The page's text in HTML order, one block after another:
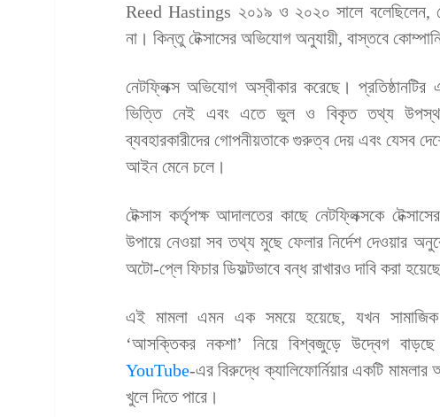
Reed Hastings ২০১৯ ও ২০২০ সালে বলেছিলেন,
না। কিন্তু টেক্সাসের অভিযোগ অনুযায়ী, বাস্তবে
নেটফ্লিক্স অভিযোগ অস্বীকার করেছে।
ভিত্তি নেই এবং এতে ভুল ও বিকৃত তথ্য
ব্যবহারকারীদের গোপনীয়তাকে গুরুত্ব দেয় এবং যেসব
আইন মেনে চলে।
টেক্সাস কর্তৃপক্ষ আদালতের কাছে নেটফ্লিক্সকে
উপায়ে নেওয়া সব তথ্য মুছে ফেলার নির্দেশ দেওয়ার
অটো-প্লে ফিচার ডিফল্টভাবে বন্ধ রাখারও দাবি করা
এই মামলা এমন এক সময়ে হয়েছে, যখন সামাজিক
‘আসক্তিকর নকশা’ নিয়ে বিশ্বজুড়ে উদ্বেগ
YouTube-এর বিরুদ্ধে ক্যালিফোর্নিয়ার একটি
খুলে দিতে পারে।